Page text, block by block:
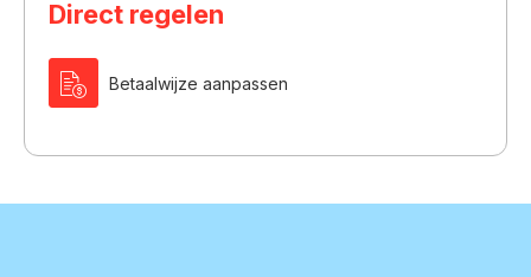
Direct regelen
 Betaalwijze aanpassen